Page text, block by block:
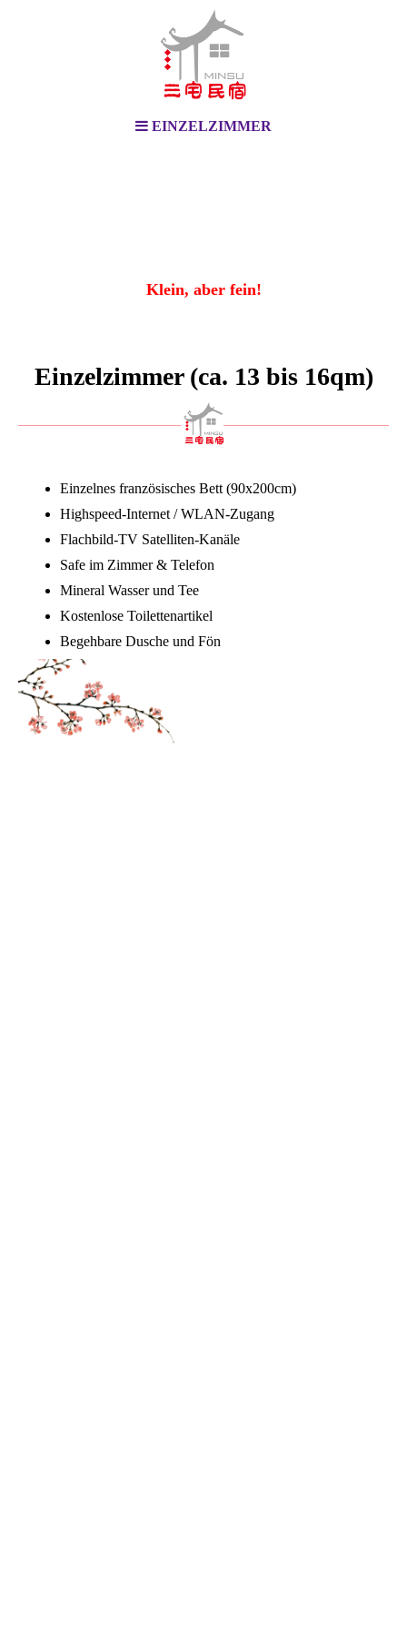
EINZELZIMMER
Klein, aber fein!
Einzelzimmer (ca. 13 bis 16qm)
Einzelnes französisches Bett (90x200cm)
Highspeed-Internet / WLAN-Zugang
Flachbild-TV Satelliten-Kanäle
Safe im Zimmer & Telefon
Mineral Wasser und Tee
Kostenlose Toilettenartikel
Begehbare Dusche und Fön